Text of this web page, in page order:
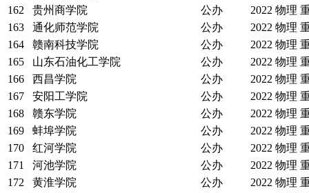
162
贵州商学院 公办 2022 物理
163
通化师范学院 公办 2022 物理
164
赣南科技学院 公办 2022 物理
165
山东石油化工学院 公办 2022 物理
166
西昌学院 公办 2022 物理
167
安阳工学院 公办 2022 物理
168
赣东学院 公办 2022 物理
169
蚌埠学院 公办 2022 物理
170
红河学院 公办 2022 物理
171
河池学院 公办 2022 物理
172
黄淮学院 公办 2022 物理